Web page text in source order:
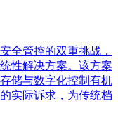
全管控的双重挑战，
性解决方案。该方案
储与数字化控制有机
实际诉求，为传统档